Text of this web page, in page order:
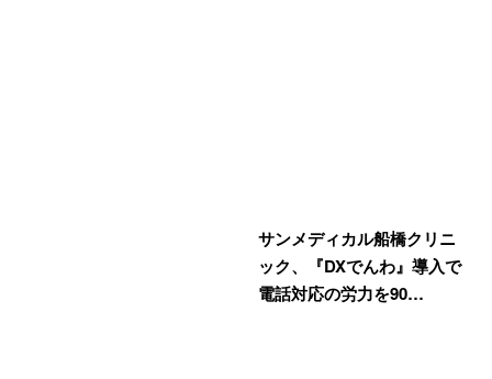
サンメディカル船橋クリニ
ック、『DXでんわ』導入で
電話対応の労力を90…